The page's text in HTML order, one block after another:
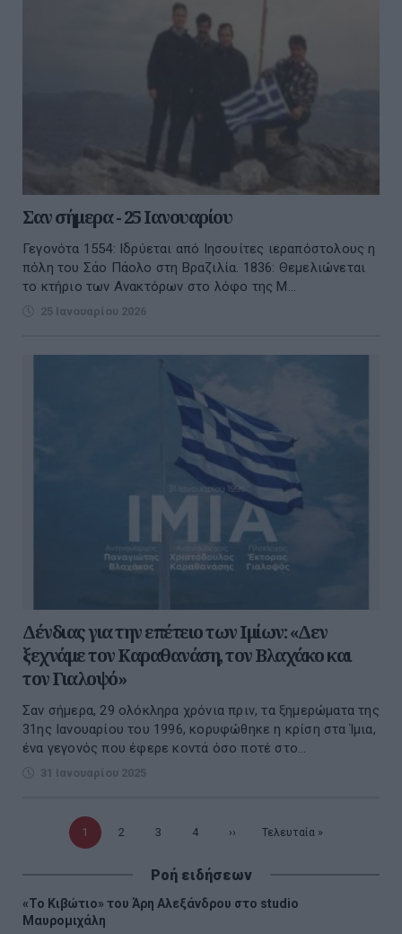
Σαν σήμερα - 25 Ιανουαρίου
Γεγονότα 1554: Ιδρύεται από Ιησουίτες ιεραπόστολους η
πόλη του Σάο Πάολο στη Βραζιλία. 1836: Θεμελιώνεται
το κτήριο των Ανακτόρων στο λόφο της M...
25 Ιανουαρίου 2026
Δένδιας για την επέτειο των Ιμίων: «Δεν
ξεχνάμε τον Καραθανάση, τον Βλαχάκο και
τον Γιαλοψό»
Σαν σήμερα, 29 ολόκληρα χρόνια πριν, τα ξημερώματα της
31ης Ιανουαρίου του 1996, κορυφώθηκε η κρίση στα Ίμια,
ένα γεγονός που έφερε κοντά όσο ποτέ στο...
31 Ιανουαρίου 2025
Τρέχουσα
1 Σελίδα
2 Σελίδα
3 Σελίδα
4 Επόμενη
›› Τελευταία
Τελευταία »
Ροή ειδήσεων
«Το Κιβώτιο» του Άρη Αλεξάνδρου στο studio
Μαυρομιχάλη